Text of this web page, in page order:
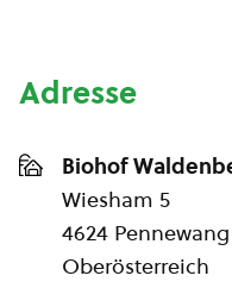
Adresse
Biohof
Wiesham 5
4624 Pennewang
Oberösterreich